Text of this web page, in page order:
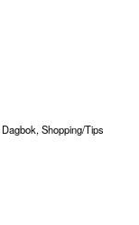
Dagbok, Shopping/Tips